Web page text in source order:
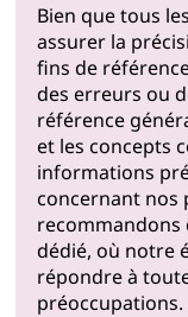
Bien que tous
assurer la
fins de
des erreurs ou
référence
et les concepts
informations
concernant nos
dédié, où notre
répondre à
préoccupations.